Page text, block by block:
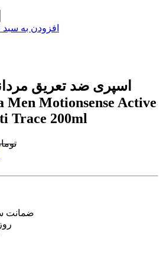
افزودن به سبد
اسپری ضد تعریق
Trace 200ml
ضمانت
7